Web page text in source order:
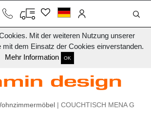
Mit der weiteren Nutzung unserer
mit dem Einsatz der Cookies einverstanden.
Mehr Information
OK
| COUCHTISCH MENA G